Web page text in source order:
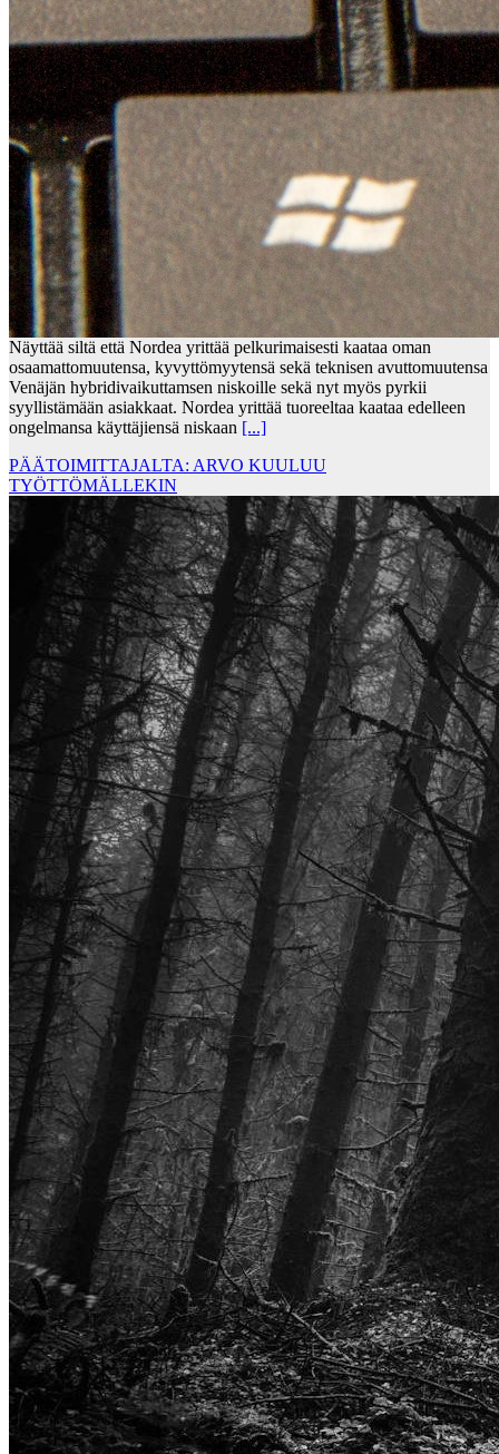
Näyttää siltä että Nordea yrittää pelkurimaisesti kaataa oman
osaamattomuutensa, kyvyttömyytensä sekä teknisen avuttomuutensa
Venäjän hybridivaikuttamsen niskoille sekä nyt myös pyrkii
syyllistämään asiakkaat. Nordea yrittää tuoreeltaa kaataa edelleen
ongelmansa käyttäjiensä niskaan [...]
PÄÄTOIMITTAJALTA: ARVO KUULUU
TYÖTTÖMÄLLEKIN